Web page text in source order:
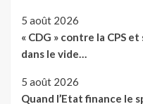
5 août 2026
« CDG » contre la CPS
dans le vide…
5 août 2026
Quand l’Etat finance le